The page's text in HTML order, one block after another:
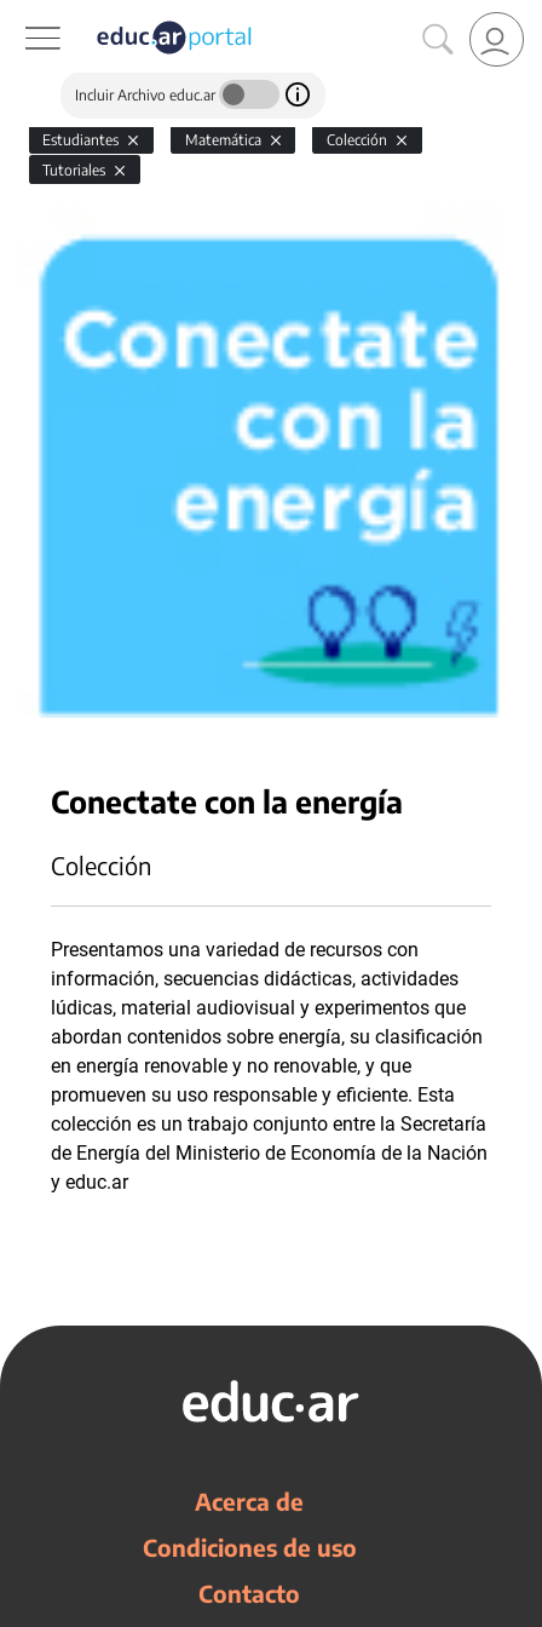
Incluir Archivo educ.ar
Estudiantes Matemática
Colección
Tutoriales
Conectate con la energía
Colección
Presentamos una variedad de recursos con
información, secuencias didácticas, actividades
lúdicas, material audiovisual y experimentos que
abordan contenidos sobre energía, su clasificación
en energía renovable y no renovable, y que
promueven su uso responsable y eficiente. Esta
colección es un trabajo conjunto entre la Secretaría
de Energía del Ministerio de Economía de la Nación
y educ.ar
Acerca de
Condiciones de uso
Contacto